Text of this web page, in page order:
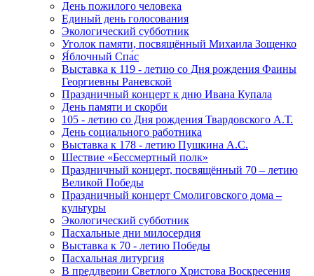
День пожилого человека
Единый день голосования
Экологический субботник
Уголок памяти, посвящённый Михаила Зощенко
Я́блочный Спа́с
Выставка к 119 - летию со Дня рождения Фаины
Георгиевны Раневской
Праздничный концерт к дню Ивана Купала
День памяти и скорби
105 - летию со Дня рождения Твардовского А.Т.
День социального работника
Выставка к 178 - летию Пушкина А.С.
Шествие «Бессмертный полк»
Праздничный концерт, посвящённый 70 – летию
Великой Победы
Праздничный концерт Смолиговского дома –
культуры
Экологический субботник
Пасхальные дни милосердия
Выставка к 70 - летию Победы
Пасхальная литургия
В преддверии Светлого Христова Воскресения